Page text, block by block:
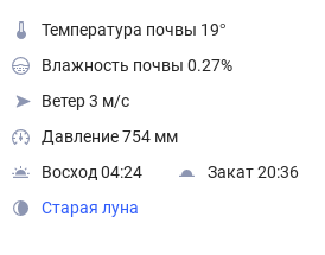
Температура почвы 19°
Влажность почвы 0.27%
Ветер 3 м/с
Давление 754 мм
Восход 04:24
Закат 20:36
Старая луна